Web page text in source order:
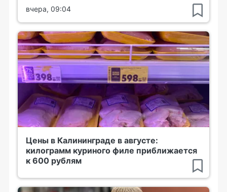
вчера, 09:04
Цены в Калининграде в августе:
килограмм куриного филе приближается
к 600 рублям